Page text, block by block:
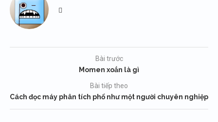
Bài trước
Momen xoắn là gì
Bài tiếp theo
Cách đọc máy phân tích phổ như một người chuyên nghiệp